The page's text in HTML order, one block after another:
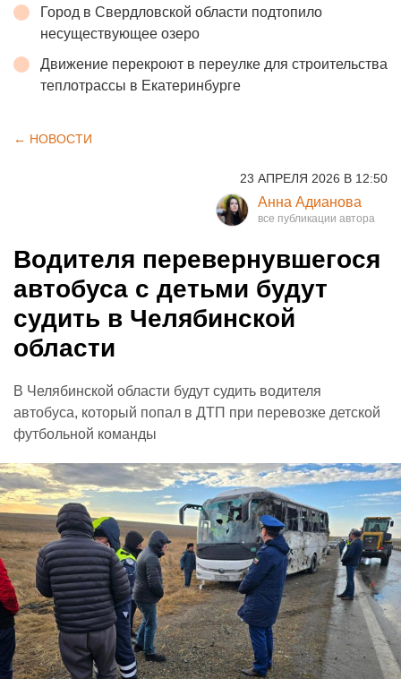
Город в Свердловской области подтопило
несуществующее озеро
Движение перекроют в переулке для строительства
теплотрассы в Екатеринбурге
← НОВОСТИ
23 АПРЕЛЯ 2026 В 12:50
Анна Адианова
Водителя перевернувшегося
автобуса с детьми будут
судить в Челябинской
области
В Челябинской области будут судить водителя
автобуса, который попал в ДТП при перевозке детской
футбольной команды